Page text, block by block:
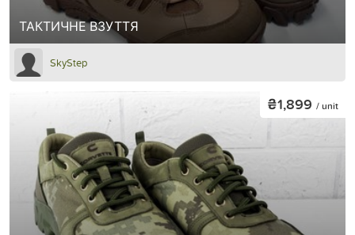
ТАКТИЧНЕ ВЗУТТЯ
SkyStep
₴1,899 / unit